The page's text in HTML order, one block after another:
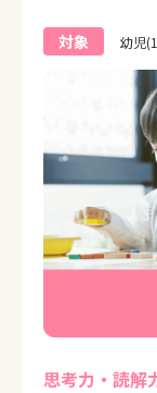
対象 幼児
思考力・読解